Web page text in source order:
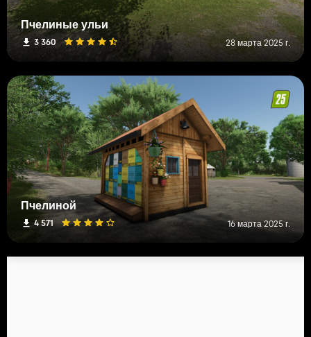
Пчелиные ульи
3 360 28 марта 2025 г.
Пчелиной
4 571 16 марта 2025 г.